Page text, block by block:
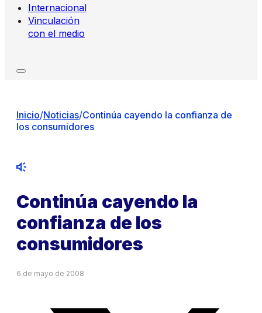
Internacional
Vinculación
con el medio
Inicio/Noticias/Continúa cayendo la confianza de
los consumidores
Continúa cayendo la
confianza de los
consumidores
6 de mayo de 2008